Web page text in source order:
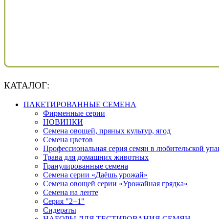
КАТАЛОГ:
ПАКЕТИРОВАННЫЕ СЕМЕНА
Фирменные серии
НОВИНКИ
Семена овощей, пряных культур, ягод
Семена цветов
Профессиональная серия семян в любительской
Трава для домашних животных
Гранулированные семена
Семена серии «Даёшь урожай»
Семена овощей серии «Урожайная грядка»
Семена на ленте
Серия "2+1"
Сидераты